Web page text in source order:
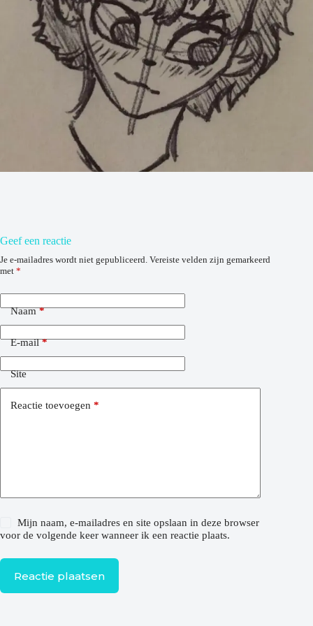
Geef een reactie
Je e-mailadres wordt niet gepubliceerd. Vereiste velden zijn gemarkeerd
met *
Naam*
E-mail*
Site
Reactie toevoegen *
Mijn naam, e-mailadres en site opslaan in deze browser
voor de volgende keer wanneer ik een reactie plaats.
Reactie plaatsen